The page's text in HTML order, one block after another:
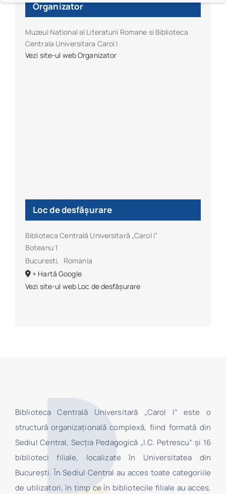
Organizator
Muzeul National al Literaturii Romane si Biblioteca
Centrala Universitara Carol I
Vezi site-ul web Organizator
Loc de desfășurare
Biblioteca Centrală Universitară „Carol I”
Boteanu 1
Bucuresti,
Romania
+ Hartă Google
Vezi site-ul web Loc de desfășurare
Biblioteca Centrală Universitară „Carol I” este o
structură organizaţională complexă, fiind formată din
Sediul Central, Secţia Pedagogică „I.C. Petrescu” şi 16
biblioteci filiale, localizate în Universitatea din
Bucureşti. În Sediul Central au acces toate categoriile
de utilizatori, în timp ce în bibliotecile filiale au acces,